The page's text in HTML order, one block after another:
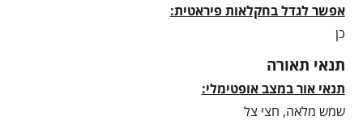
אפשר לגדל בחקלאות פיראטית:
כן
תנאי תאורה
תנאי אור במצב אופטימלי:
שמש מלאה, חצי צל